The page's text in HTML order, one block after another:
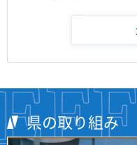
県の取り組み